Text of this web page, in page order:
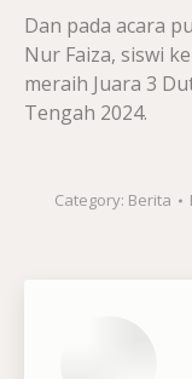
Dan pada acara
Nur Faiza, siswi
meraih Juara 3
Tengah 2024.
Category: Berita